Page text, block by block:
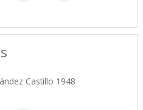
Castillo 1948